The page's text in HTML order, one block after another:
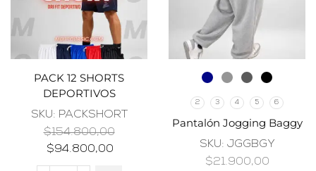
PACK 12 SHORTS
DEPORTIVOS
SKU: PACKSHORT
$154.800,00
$94.800,00
2 3 4 5 6
Pantalón Jogging Baggy
SKU: JGGBGY
$21.900,00